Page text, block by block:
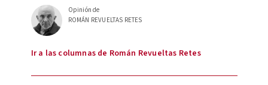
Opinión de
ROMÁN REVUELTAS RETES
Ir a las columnas de Román Revueltas Retes